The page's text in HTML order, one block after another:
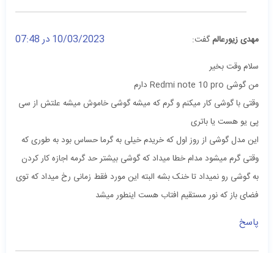
مهدی زیورعالمگفت: 10/03/2023 در 07:48
سلام وقت بخیر
من گوشی Redmi note 10 pro دارم
وقتی با گوشی کار میکنم و گرم که میشه گوشی خاموش میشه علتش از سی
پی یو هست یا باتری
این مدل گوشی از روز اول که خریدم خیلی به گرما حساس بود به طوری که
وقتی گرم میشود مدام خطا میداد که گوشی بیشتر حد گرمه اجازه کار کردن
به گوشی رو نمیداد تا خنک بشه البته این مورد فقط زمانی رخ میداد که توی
فضای باز که نور مستقیم افتاب هست اینطور میشد
پاسخ